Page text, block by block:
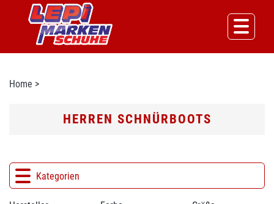
Home >
HERREN SCHNÜRBOOTS
Kategorien